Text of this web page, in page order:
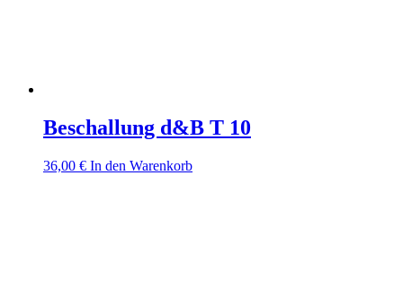
Beschallung d&B T 10
36,00 € In den Warenkorb